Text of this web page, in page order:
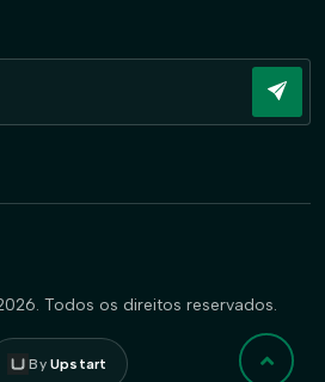
Todos os direitos reservados.
ByUpstart